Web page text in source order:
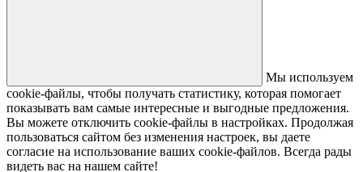
Мы используем
cookie-файлы, чтобы получать статистику, которая помогает
показывать вам самые интересные и выгодные предложения.
Вы можете отключить cookie-файлы в настройках. Продолжая
пользоваться сайтом без изменения настроек, вы даете
согласие на использование ваших cookie-файлов. Всегда рады
видеть вас на нашем сайте!